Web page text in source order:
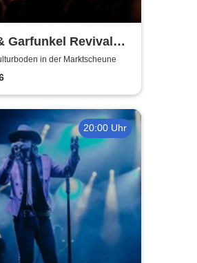
Garfunkel Revival
in der Marktscheune
20:00 Uhr